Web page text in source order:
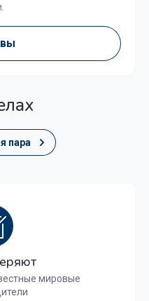
пара
мировые